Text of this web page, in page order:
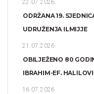
22.07.2026.
ODRŽANA 19.
UDRUŽENJA ILMIJJE
21.07.2026.
OBILJEŽENO 80
IBRAHIM-EF.
16.07.2026.